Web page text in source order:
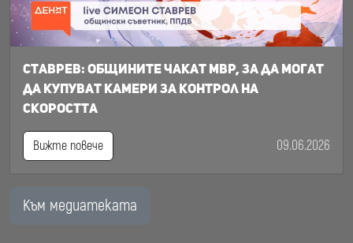
Ставрев: общините чакат МВР, за да могат
да купуват камери за контрол на
скоростта
Вижте повече 09.06.2026
Към медиатеката